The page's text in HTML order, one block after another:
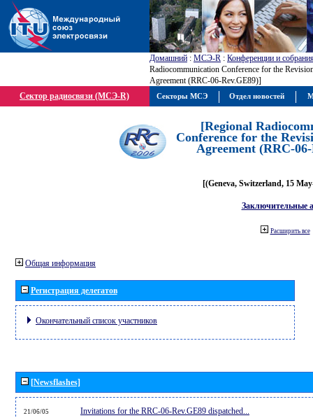
Домашний : МСЭ-R : Конференции и
Radiocommunication Conference for the
Agreement (RRC-06-Rev.GE89)]
Сектор радиосвязи (МСЭ-R)
[Regional
Conference for the
Agreement (RRC-
[(Geneva, Switzerland, 15
Заключительные
Расширить все
Общая информация
Регистрация делегатов
Окончательный список участников
[Newsflashes]
21/06/05 Invitations for the RRC-06-Rev.GE89 dispatched...
Секторы МСЭ Отдел новостей